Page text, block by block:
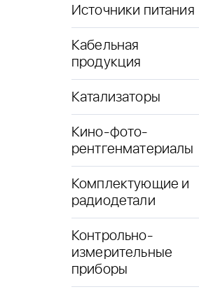
Источники питания
Кабельная
продукция
Катализаторы
Кино-фото-
рентгенматериалы
Комплектующие и
радиодетали
Контрольно-
измерительные
приборы